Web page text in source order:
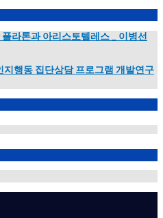
라톤과 아리스토텔레스 _ 이병선
행동 집단상담 프로그램 개발연구